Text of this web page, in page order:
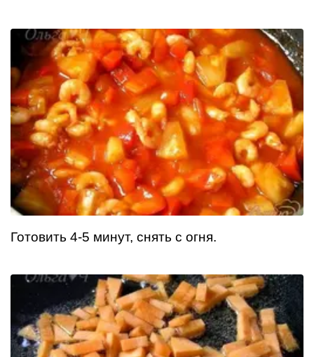
Готовить 4-5 минут, снять с огня.